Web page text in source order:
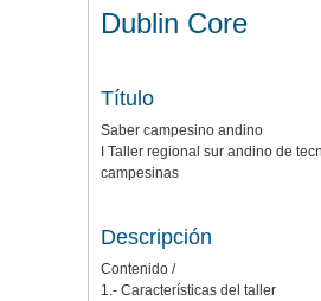
Dublin Core
Título
Saber campesino andino
I Taller regional sur andino de
campesinas
Descripción
Contenido /
1.- Características del taller